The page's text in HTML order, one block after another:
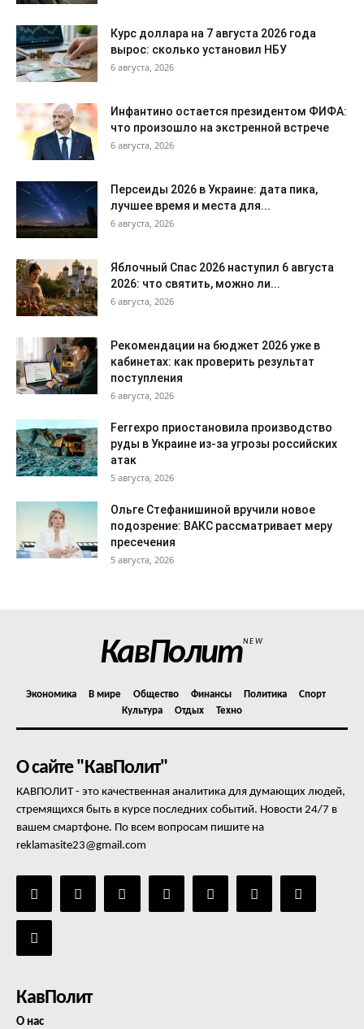
Курс доллара на 7 августа 2026 года
вырос: сколько установил НБУ
6 августа, 2026
Инфантино остается президентом ФИФА:
что произошло на экстренной встрече
6 августа, 2026
Персеиды 2026 в Украине: дата пика,
лучшее время и места для...
6 августа, 2026
Яблочный Спас 2026 наступил 6 августа
2026: что святить, можно ли...
6 августа, 2026
Рекомендации на бюджет 2026 уже в
кабинетах: как проверить результат
поступления
6 августа, 2026
Ferrexpo приостановила производство
руды в Украине из-за угрозы российских
атак
5 августа, 2026
Ольге Стефанишиной вручили новое
подозрение: ВАКС рассматривает меру
пресечения
5 августа, 2026
КавПолитNEW
Экономика В мире Общество Финансы Политика
Спорт
Культура
Отдых Техно
О сайте "КавПолит"
КАВПОЛИТ - это качественная аналитика для думающих людей,
стремящихся быть в курсе последних событий. Новости 24/7 в
вашем смартфоне. По всем вопросам пишите на
reklamasite23@gmail.com
КавПолит
О нас